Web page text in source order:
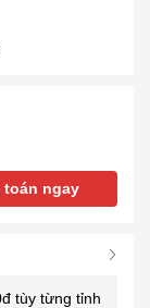
toán ngay
tùy từng tỉnh